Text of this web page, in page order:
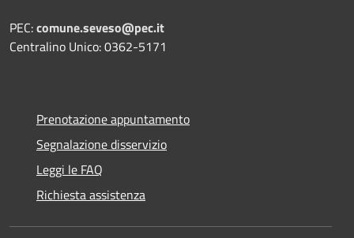
PEC:comune.seveso@pec.it
Centralino Unico: 0362-5171
Prenotazione appuntamento
Segnalazione disservizio
Leggi le FAQ
Richiesta assistenza